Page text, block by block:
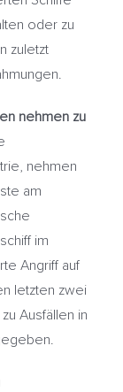
oder zu
zuletzt
nehmen zu
nehmen
am
im
Angriff auf
letzten zwei
Ausfällen in